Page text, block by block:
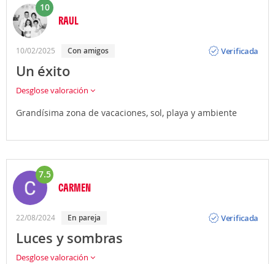
10
RAUL
10/02/2025 Con amigos
Verificada
Un éxito
Desglose valoración
Grandísima zona de vacaciones, sol, playa y ambiente
7.5
CARMEN
22/08/2024 En pareja
Verificada
Luces y sombras
Desglose valoración